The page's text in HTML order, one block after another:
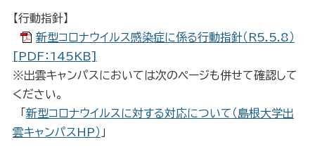
【行動指針】
新型コロナウイルス感染症に係る行動指針（R5.5.8）
[PDF：145KB]
※出雲キャンパスにおいては次のページも併せて確認して
ください。
新型コロナウイルスに対する対応について（島根大学出
雲キャンパスHP） 」